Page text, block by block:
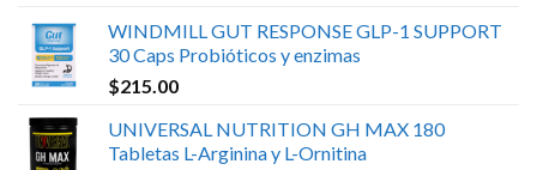
WINDMILL GUT RESPONSE GLP-1 SUPPORT
30 Caps Probióticos y enzimas
$215.00
UNIVERSAL NUTRITION GH MAX 180
Tabletas L-Arginina y L-Ornitina